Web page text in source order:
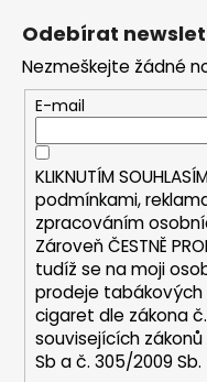
j
í
t
?
D
o
Odebírat
Nezmeškejte žádné
E-mail
KLIKNUTÍM
podmínkami,
zpracováním
Zároveň ČESTNĚ
tudíž se na moji
prodeje tabákových
cigaret dle zákona
souvisejících
Sb a č. 305/2009 Sb.